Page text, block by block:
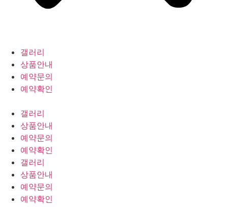
갤러리
상품안내
예약문의
예약확인
갤러리
상품안내
예약문의
예약확인
갤러리
상품안내
예약문의
예약확인